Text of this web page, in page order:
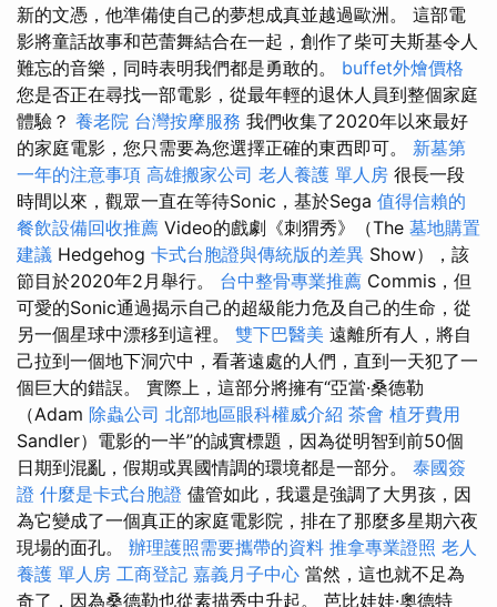
新的文憑，他準備使自己的夢想成真並越過歐洲。 這部電
影將童話故事和芭蕾舞結合在一起，創作了柴可夫斯基令人
難忘的音樂，同時表明我們都是勇敢的。 buffet外燴價格
您是否正在尋找一部電影，從最年輕的退休人員到整個家庭
體驗？ 養老院 台灣按摩服務 我們收集了2020年以來最好
的家庭電影，您只需要為您選擇正確的東西即可。 新墓第
一年的注意事項 高雄搬家公司 老人養護 單人房 很長一段
時間以來，觀眾一直在等待Sonic，基於Sega 值得信賴的
餐飲設備回收推薦 Video的戲劇《刺猬秀》（The 墓地購置
建議 Hedgehog 卡式台胞證與傳統版的差異 Show），該
節目於2020年2月舉行。 台中整骨專業推薦 Commis，但
可愛的Sonic通過揭示自己的超級能力危及自己的生命，從
另一個星球中漂移到這裡。 雙下巴醫美 遠離所有人，將自
己拉到一個地下洞穴中，看著遠處的人們，直到一天犯了一
個巨大的錯誤。 實際上，這部分將擁有“亞當·桑德勒
（Adam 除蟲公司 北部地區眼科權威介紹 茶會 植牙費用
Sandler）電影的一半”的誠實標題，因為從明智到前50個
日期到混亂，假期或異國情調的環境都是一部分。 泰國簽
證 什麼是卡式台胞證 儘管如此，我還是強調了大男孩，因
為它變成了一個真正的家庭電影院，排在了那麼多星期六夜
現場的面孔。 辦理護照需要攜帶的資料 推拿專業證照 老人
養護 單人房 工商登記 嘉義月子中心 當然，這也就不足為
奇了，因為桑德勒也從素描秀中升起。 芭比娃娃·奧德特